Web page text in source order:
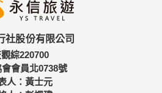
社股份有限公司
綜220700
會員北0738號
人：黃士元